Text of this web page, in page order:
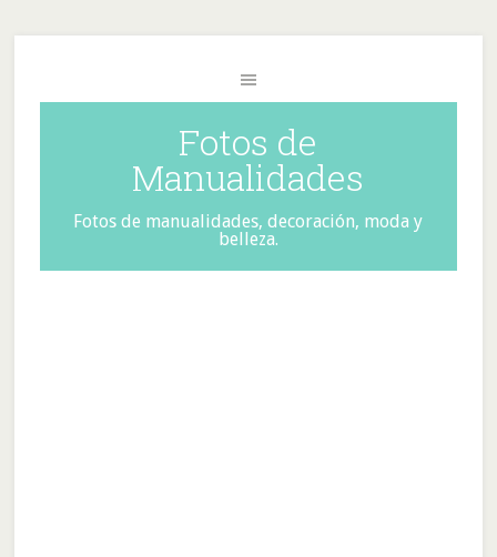
Fotos de
Manualidades
Fotos de manualidades, decoración, moda y
belleza.